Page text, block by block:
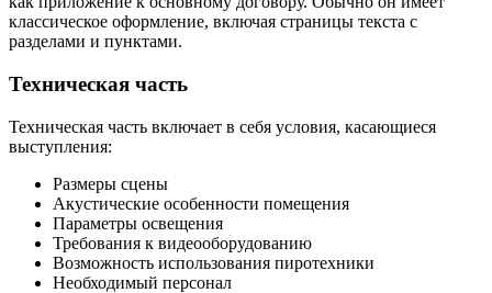
классическое оформление, включая страницы текста с
разделами и пунктами.
Техническая часть
Техническая часть включает в себя условия, касающиеся
выступления:
Размеры сцены
Акустические особенности помещения
Параметры освещения
Требования к видеооборудованию
Возможность использования пиротехники
Необходимый персонал